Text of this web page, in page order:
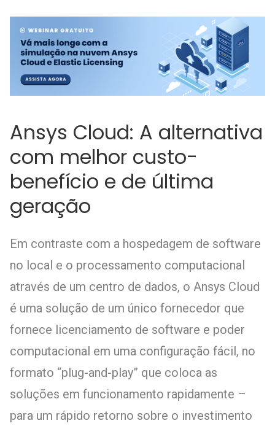
Ansys Cloud: A alternativa
com melhor custo-
benefício e de última
geração
Em contraste com a hospedagem de software
no local e o processamento computacional
através de um centro de dados, o Ansys Cloud
é uma solução de um único fornecedor que
fornece licenciamento de software e poder
computacional em uma configuração fácil, no
formato “plug-and-play” que coloca as
soluções em funcionamento rapidamente –
para um rápido retorno sobre o investimento